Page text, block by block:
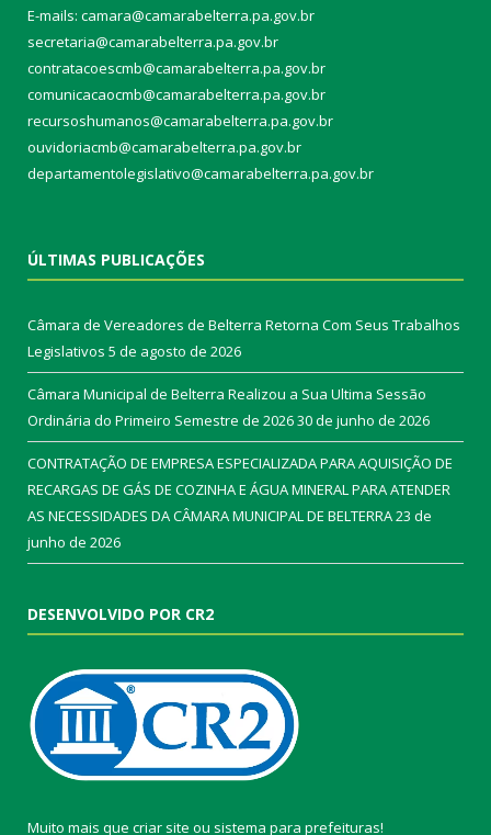
E-mails: camara@camarabelterra.pa.gov.br
secretaria@camarabelterra.pa.gov.br
contratacoescmb@camarabelterra.pa.gov.br
comunicacaocmb@camarabelterra.pa.gov.br
recursoshumanos@camarabelterra.pa.gov.br
ouvidoriacmb@camarabelterra.pa.gov.br
departamentolegislativo@camarabelterra.pa.gov.br
ÚLTIMAS PUBLICAÇÕES
Câmara de Vereadores de Belterra Retorna Com Seus Trabalhos
Legislativos 5 de agosto de 2026
Câmara Municipal de Belterra Realizou a Sua Ultima Sessão
Ordinária do Primeiro Semestre de 202630 de junho de 2026
CONTRATAÇÃO DE EMPRESA ESPECIALIZADA PARA AQUISIÇÃO DE
RECARGAS DE GÁS DE COZINHA E ÁGUA MINERAL PARA ATENDER
AS NECESSIDADES DA CÂMARA MUNICIPAL DE BELTERRA23 de
junho de 2026
DESENVOLVIDO POR CR2
Muito mais que criar site ou sistema para prefeituras!